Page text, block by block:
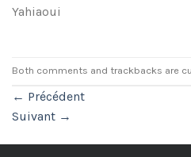
Yahiaoui
Both comments and trackbacks are
← Précédent
Suivant →